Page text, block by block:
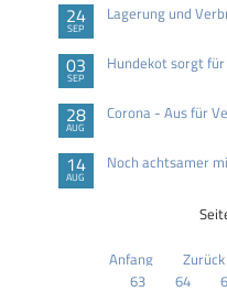
24
SEP
Lagerung und
03
SEP
Hundekot sorgt
28
AUG
Corona - Aus für
14
AUG
Noch achtsamer
Anfang Zurück
63
64